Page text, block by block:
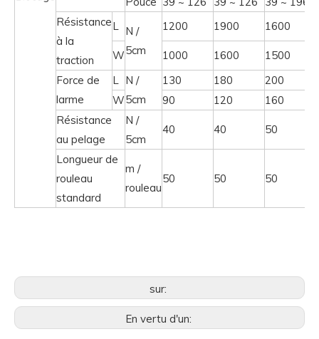
Résistance
à la
traction
L N /
5cm
1200 1900 1600
W 1000 1600
1500
Force de
larme
L N /
5cm
130 180
200
W
90 120
160
Résistance
au pelage
N /
5cm
40 40 50
Longueur de
rouleau
standard
m /
rouleau
50 50 50
sur:
En vertu d'un: